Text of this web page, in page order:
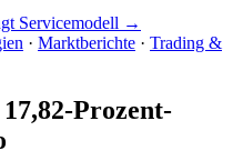
Servicemodell →
· Marktberichte · Trading &
Prozent-